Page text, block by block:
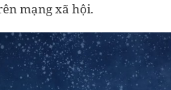
mạng xã hội.